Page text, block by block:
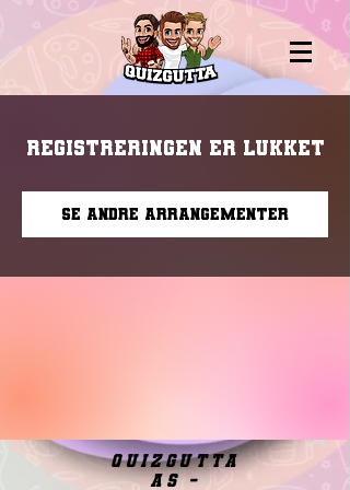
Registreringen er lukket
Se andre arrangementer
quizgutta
as -